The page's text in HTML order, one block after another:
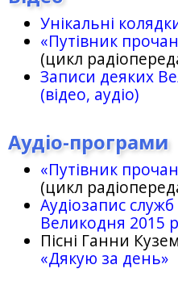
Унікальні
«Путівник
(цикл
Записи деяких
(відео, аудіо)
Аудіо-програми
«Путівник
(цикл
Аудіозапис
Великодня 2015
Пісні Ганни
«Дякую за день»